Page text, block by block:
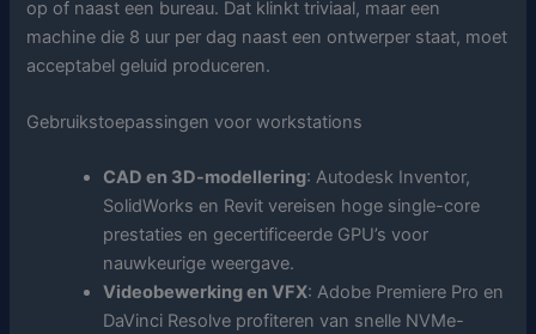
op of naast een bureau. Dat klinkt triviaal, maar een
machine die 8 uur per dag naast een ontwerper staat, moet
acceptabel geluid produceren.
Gebruikstoepassingen voor workstations
CAD en 3D-modellering: Autodesk Inventor,
SolidWorks en Revit vereisen hoge single-core
prestaties en gecertificeerde GPU’s voor
nauwkeurige weergave.
Videobewerking en VFX: Adobe Premiere Pro en
DaVinci Resolve profiteren van snelle NVMe-